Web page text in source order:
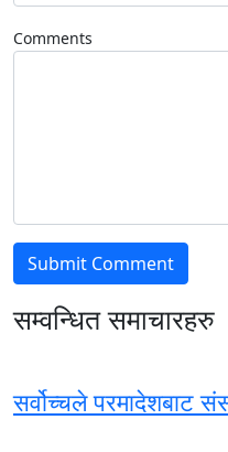
Comments
सम्वन्धित समाचारहरु
सर्वोच्चले परमादेशबाट